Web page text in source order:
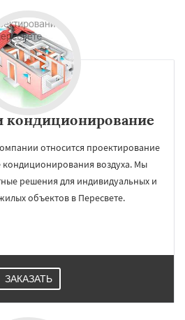
кондиционирование
относится проектирование
кондиционирования воздуха. Мы
решения для индивидуальных и
объектов в Пересвете.
ЗАКАЗАТЬ